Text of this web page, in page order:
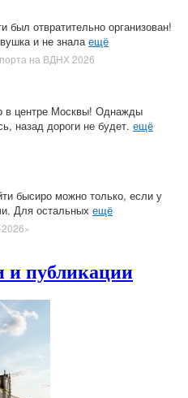
был отвратительно организован!
и не зналаещё
на ВДНХ 2026
в центре Москвы! Однажды
назад дороги не будет. ещё
бысиро можно только, если у
Для остальных ещё
и публикации